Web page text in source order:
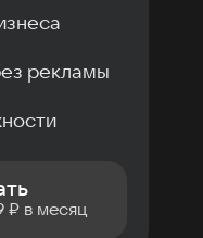
рекламы
₽ в месяц